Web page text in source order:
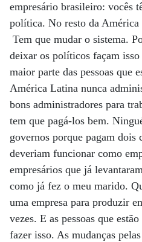
empresário brasileiro: vocês
política. No resto da América
Tem que mudar o sistema.
deixar os políticos façam
maior parte das pessoas que
América Latina nunca
bons administradores para
tem que pagá-los bem.
governos porque pagam
deveriam funcionar como
empresários que já
como já fez o meu marido.
uma empresa para produzir
vezes. E as pessoas que
fazer isso. As mudanças